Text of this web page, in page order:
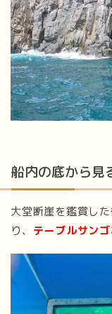
船内の底から見
大堂断崖を鑑賞し
り、 テーブルサンゴ